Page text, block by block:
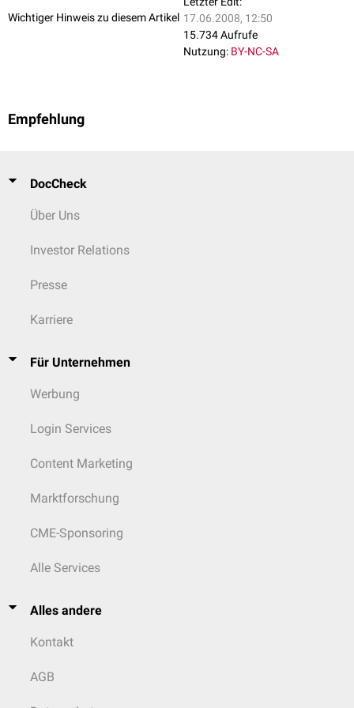
Wichtiger Hinweis zu diesem Artikel 17.06.2008, 12:50
15.734 Aufrufe
Nutzung: BY-NC-SA
Empfehlung
DocCheck
Über Uns
Investor Relations
Presse
Karriere
Für Unternehmen
Werbung
Login Services
Content Marketing
Marktforschung
CME-Sponsoring
Alle Services
Alles andere
Kontakt
AGB